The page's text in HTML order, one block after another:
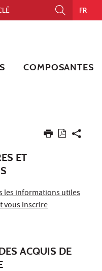
FR
COMPOSANTES
ET
les informations utiles
vous inscrire
ACQUIS DE